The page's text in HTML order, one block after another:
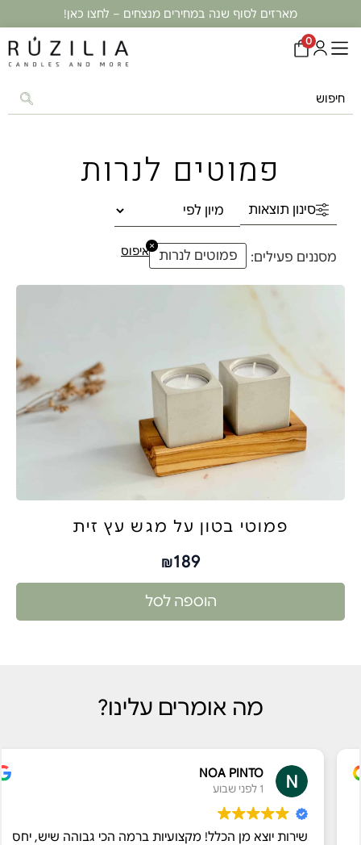
מארזים לסוף שנה במחירים מנצחים – לחצו כאן!
0
פמוטים לנרות
סינון תוצאות
מסננים פעילים: פמוטים לנרות
×איפוס
פמוטי בטון על מגש עץ זית
₪189
הוספה לסל
מה אומרים עלינו?
NOA PINTO
1 לפני שבוע
שירות יוצא מן הכלל! מקצועיות ברמה הכי גבוהה שיש, יחס